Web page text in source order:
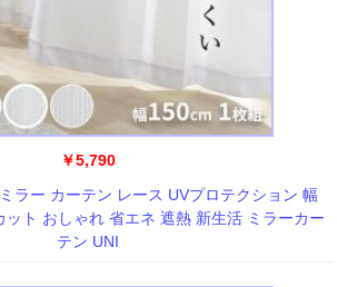
￥5,790
ラー カーテン レース UVプロテクション 幅
ット おしゃれ 省エネ 遮熱 新生活 ミラーカー
テン UNI